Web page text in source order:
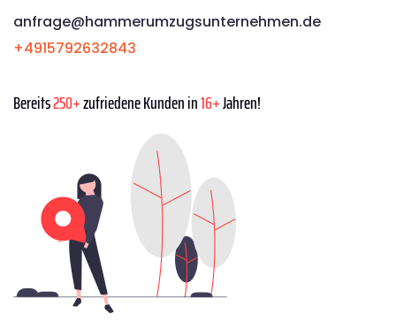
anfrage@hammerumzugsunternehmen.de
+4915792632843
Bereits250+zufriedene Kunden in16+Jahren!